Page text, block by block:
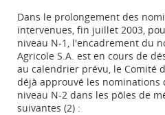
Dans le prolongement des
intervenues, fin juillet 2003,
niveau N-1, l'encadrement du
Agricole S.A. est en cours de
au calendrier prévu, le Comité
déjà approuvé les nominations
niveau N-2 dans les pôles de
suivantes (2) :